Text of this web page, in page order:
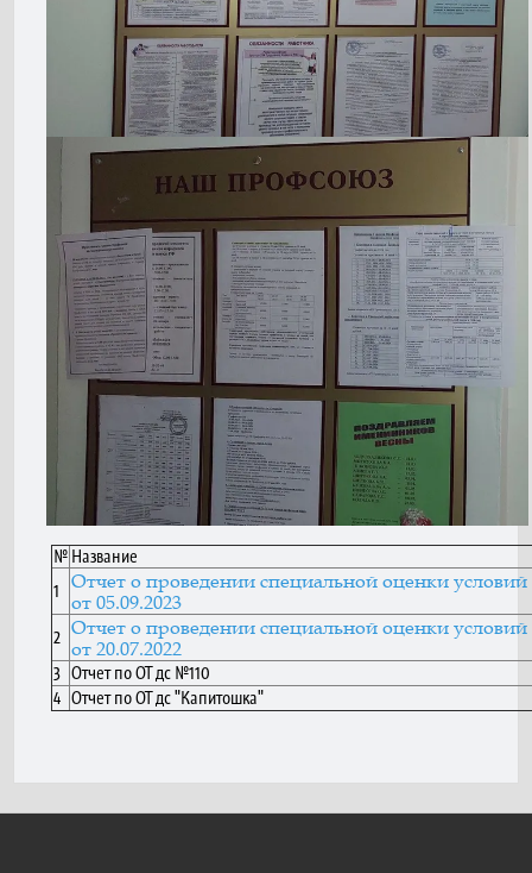
№ Название
1 Отчет о проведении специальной оценки условий
от 05.09.2023
2 Отчет о проведении специальной оценки условий
от 20.07.2022
3 Отчет по ОТ дс №110
4 Отчет по ОТ дс "Капитошка"